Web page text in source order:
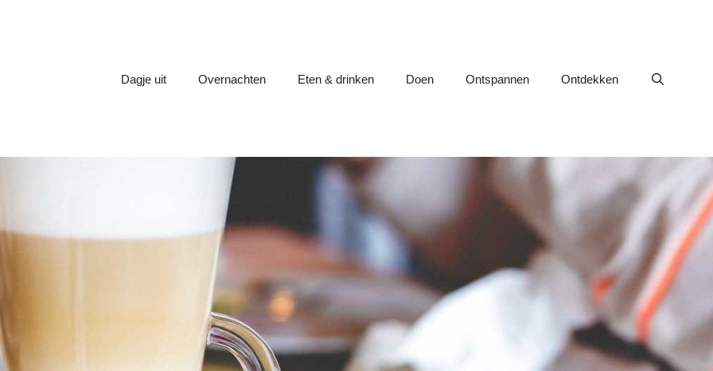
Dagje uit Overnachten Eten & drinken Doen Ontspannen Ontdekken